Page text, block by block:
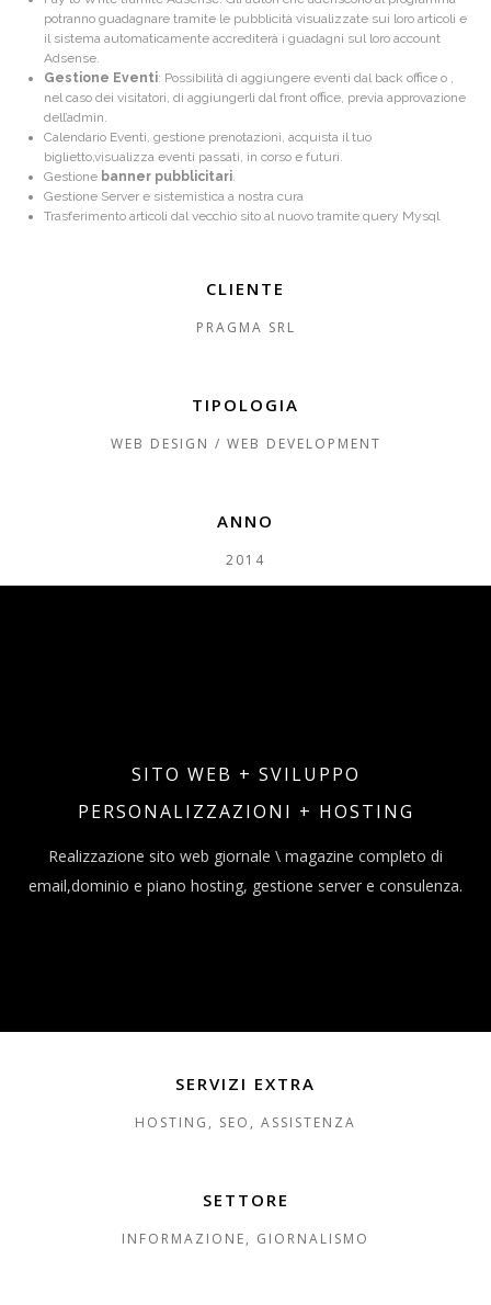
potranno guadagnare tramite le pubblicità visualizzate sui loro articoli e
il sistema automaticamente accrediterà i guadagni sul loro account
Adsense.
Gestione Eventi: Possibilità di aggiungere eventi dal back office o ,
nel caso dei visitatori, di aggiungerli dal front office, previa approvazione
dell’admin.
Calendario Eventi, gestione prenotazioni, acquista il tuo
biglietto,visualizza eventi passati, in corso e futuri.
Gestione banner pubblicitari.
Gestione Server e sistemistica a nostra cura
Trasferimento articoli dal vecchio sito al nuovo tramite query Mysql
CLIENTE
PRAGMA SRL
TIPOLOGIA
WEB DESIGN / WEB DEVELOPMENT
ANNO
2014
SITO WEB + SVILUPPO
PERSONALIZZAZIONI + HOSTING
Realizzazione sito web giornale \ magazine completo di
email,dominio e piano hosting, gestione server e consulenza.
SERVIZI EXTRA
HOSTING, SEO, ASSISTENZA
SETTORE
INFORMAZIONE, GIORNALISMO